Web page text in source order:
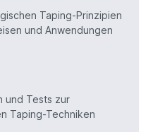
Taping-Prinzipien
und Anwendungen
und Tests zur
Taping-Techniken